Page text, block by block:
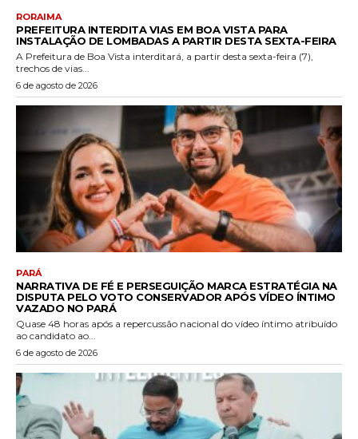
RORAIMA
PREFEITURA INTERDITA VIAS EM BOA VISTA PARA
INSTALAÇÃO DE LOMBADAS A PARTIR DESTA SEXTA-FEIRA
A Prefeitura de Boa Vista interditará, a partir desta sexta-feira (7),
trechos de vias...
6 de agosto de 2026
PARÁ
NARRATIVA DE FÉ E PERSEGUIÇÃO MARCA ESTRATÉGIA NA
DISPUTA PELO VOTO CONSERVADOR APÓS VÍDEO ÍNTIMO
VAZADO NO PARÁ
Quase 48 horas após a repercussão nacional do vídeo íntimo atribuído
ao candidato ao...
6 de agosto de 2026